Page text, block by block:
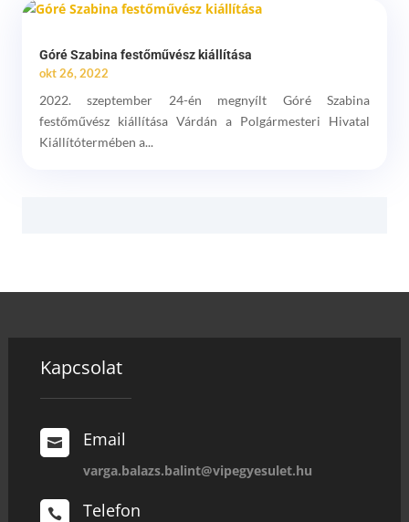
Góré Szabina festőművész kiállítása
okt 26, 2022
2022. szeptember 24-én megnyílt Góré Szabina
festőművész kiállítása Várdán a Polgármesteri Hivatal
Kiállítótermében a...
Kapcsolat
 Email
varga.balazs.balint@vipegyesulet.hu
 Telefon